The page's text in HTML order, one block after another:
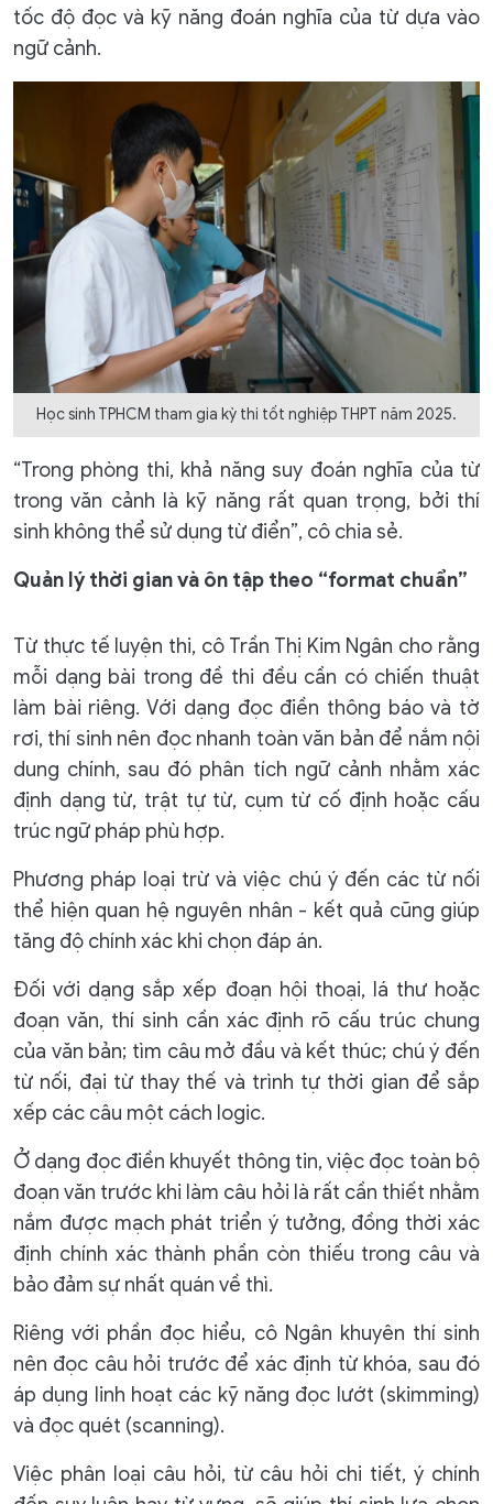
tốc độ đọc và kỹ năng đoán nghĩa của từ dựa vào
ngữ cảnh.
Học sinh TPHCM tham gia kỳ thi tốt nghiệp THPT năm 2025.
“Trong phòng thi, khả năng suy đoán nghĩa của từ
trong văn cảnh là kỹ năng rất quan trọng, bởi thí
sinh không thể sử dụng từ điển”, cô chia sẻ.
Quản lý thời gian và ôn tập theo “format chuẩn”
Từ thực tế luyện thi, cô Trần Thị Kim Ngân cho rằng
mỗi dạng bài trong đề thi đều cần có chiến thuật
làm bài riêng. Với dạng đọc điền thông báo và tờ
rơi, thí sinh nên đọc nhanh toàn văn bản để nắm nội
dung chính, sau đó phân tích ngữ cảnh nhằm xác
định dạng từ, trật tự từ, cụm từ cố định hoặc cấu
trúc ngữ pháp phù hợp.
Phương pháp loại trừ và việc chú ý đến các từ nối
thể hiện quan hệ nguyên nhân - kết quả cũng giúp
tăng độ chính xác khi chọn đáp án.
Đối với dạng sắp xếp đoạn hội thoại, lá thư hoặc
đoạn văn, thí sinh cần xác định rõ cấu trúc chung
của văn bản; tìm câu mở đầu và kết thúc; chú ý đến
từ nối, đại từ thay thế và trình tự thời gian để sắp
xếp các câu một cách logic.
Ở dạng đọc điền khuyết thông tin, việc đọc toàn bộ
đoạn văn trước khi làm câu hỏi là rất cần thiết nhằm
nắm được mạch phát triển ý tưởng, đồng thời xác
định chính xác thành phần còn thiếu trong câu và
bảo đảm sự nhất quán về thì.
Riêng với phần đọc hiểu, cô Ngân khuyên thí sinh
nên đọc câu hỏi trước để xác định từ khóa, sau đó
áp dụng linh hoạt các kỹ năng đọc lướt (skimming)
và đọc quét (scanning).
Việc phân loại câu hỏi, từ câu hỏi chi tiết, ý chính